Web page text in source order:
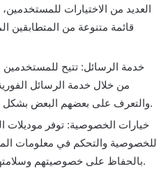
العديد من الاختيارات
قائمة متنوعة من المتطابقين
خدمة الرسائل: تتيح
من خلال خدمة الرسائل
والتعرف على بعضهم البعض بشكل أفضل قبل لقاء وجهًا لوجه.
خيارات الخصوصية: توفر موديلات
للخصوصية والتحكم في معلومات
بالحفاظ على خصوصيتهم وسلامتهم أثناء التواصل والتعارف.